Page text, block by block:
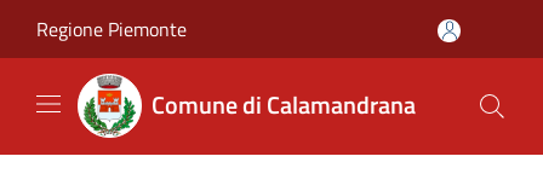
Regione Piemonte
Comune di Calamandrana